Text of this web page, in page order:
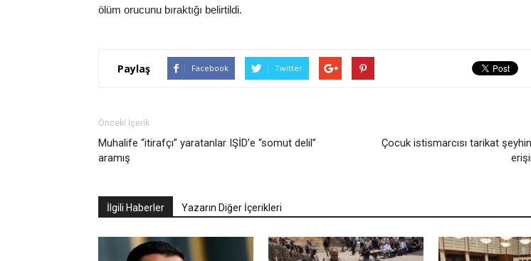
ölüm orucunu bıraktığı belirtildi.
Paylaş Facebook Twitter
Önceki İçerik
Muhalife “itirafçı” yaratanlar IŞİD’e “somut delil”
aramış
Çocuk istismarcısı tarikat
İlgili Haberler Yazarın Diğer İçerikleri